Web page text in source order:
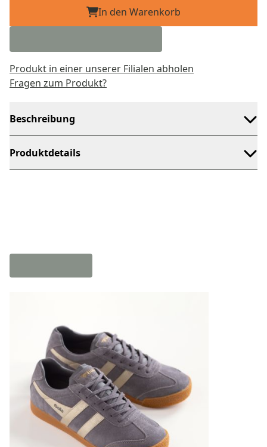
In den Warenkorb
Produkt in einer unserer Filialen abholen
Fragen zum Produkt?
Beschreibung
Produktdetails